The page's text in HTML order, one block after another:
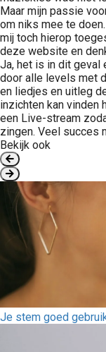
Maar mijn passie
om niks mee te
mij toch hierop
deze website en
Ja, het is in dit geval
door alle levels met
en liedjes en uitleg
inzichten kan vinden
een Live-stream
zingen. Veel succes
Bekijk ook
Je stem goed